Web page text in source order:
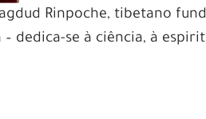
Rinpoche, tibetano
– dedica-se à ciência, à